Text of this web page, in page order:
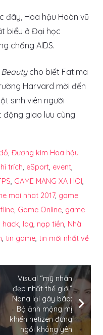
đây, Hoa hậu Hoàn vũ
biểu ở Đại học
chống AIDS.
Beautycho biết Fatima
Harvard mời đến
sinh viên người
động giao lưu cùng
, Đương kim Hoa hậu
trích, eSport, event,
, GAME MANG XA HOI,
moi nhat 2017, game
, Game Online, game
hack, lag, nạp tiền, Nhà
, tin game, tin mới nhất về
Visual “mỹ nhân
đẹp nhất thế giới”
Nana lại gây bão:
Bộ ảnh mộng mị
khiến netizen đứng
ngồi không yên